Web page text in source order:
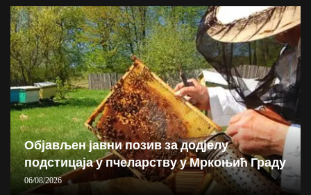
Објављен јавни позив за додјелу
подстицаја у пчеларству у Мркоњић Граду
06/08/2026